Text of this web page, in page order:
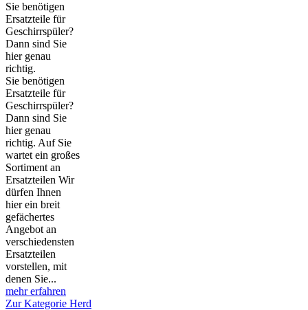
Sie benötigen
Ersatzteile für
Geschirrspüler?
Dann sind Sie
hier genau
richtig.
Sie benötigen
Ersatzteile für
Geschirrspüler?
Dann sind Sie
hier genau
richtig. Auf Sie
wartet ein großes
Sortiment an
Ersatzteilen Wir
dürfen Ihnen
hier ein breit
gefächertes
Angebot an
verschiedensten
Ersatzteilen
vorstellen, mit
denen Sie...
mehr erfahren
Zur Kategorie Herd